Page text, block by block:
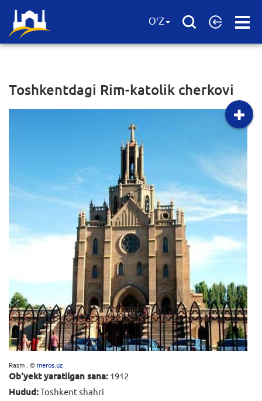
Open
O'Z
Toshkentdagi Rim-katolik cherkovi
Rasm : ©meros.uz
Ob'yekt yaratilgan sana: 1912
Hudud:Toshkent shahri